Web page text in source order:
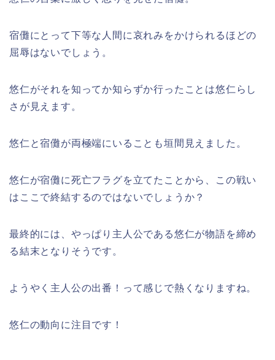
宿儺にとって下等な人間に哀れみをかけられるほどの
屈辱はないでしょう。
悠仁がそれを知ってか知らずか行ったことは悠仁らし
さが見えます。
悠仁と宿儺が両極端にいることも垣間見えました。
悠仁が宿儺に死亡フラグを立てたことから、この戦い
はここで終結するのではないでしょうか？
最終的には、やっぱり主人公である悠仁が物語を締め
る結末となりそうです。
ようやく主人公の出番！って感じで熱くなりますね。
悠仁の動向に注目です！